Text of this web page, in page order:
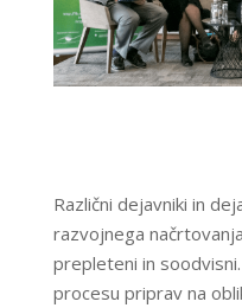
Različni dejavniki in
razvojnega
prepleteni in
procesu priprav na